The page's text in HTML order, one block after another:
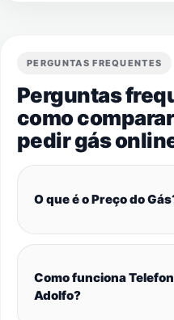
PERGUNTAS FREQUENTES
Perguntas
como
pedir gás
O que é o Preço do
Como funciona
Adolfo?